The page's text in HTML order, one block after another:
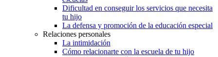
Dificultad en conseguir los servicios que necesita
tu hijo
La defensa y promoción de la educación especial
Relaciones personales
La intimidación
Cómo relacionarte con la escuela de tu hijo